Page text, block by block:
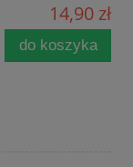
14,90 zł
do koszyka